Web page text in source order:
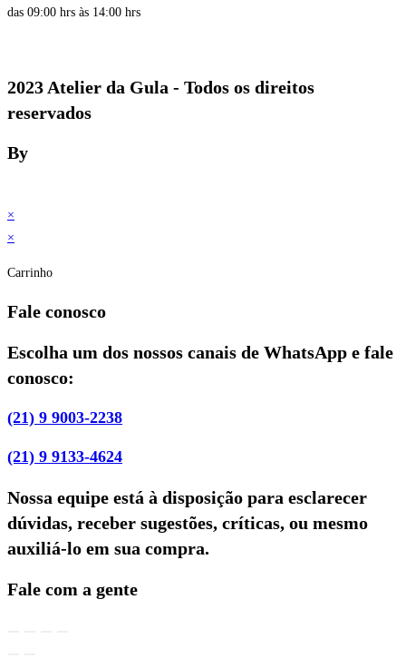
das 09:00 hrs às 14:00 hrs
2023 Atelier da Gula - Todos os direitos
reservados
By
×
×
Carrinho
Fale conosco
Escolha um dos nossos canais de WhatsApp e fale
conosco:
(21) 9 9003-2238
(21) 9 9133-4624
Nossa equipe está à disposição para esclarecer
dúvidas, receber sugestões, críticas, ou mesmo
auxiliá-lo em sua compra.
Fale com a gente